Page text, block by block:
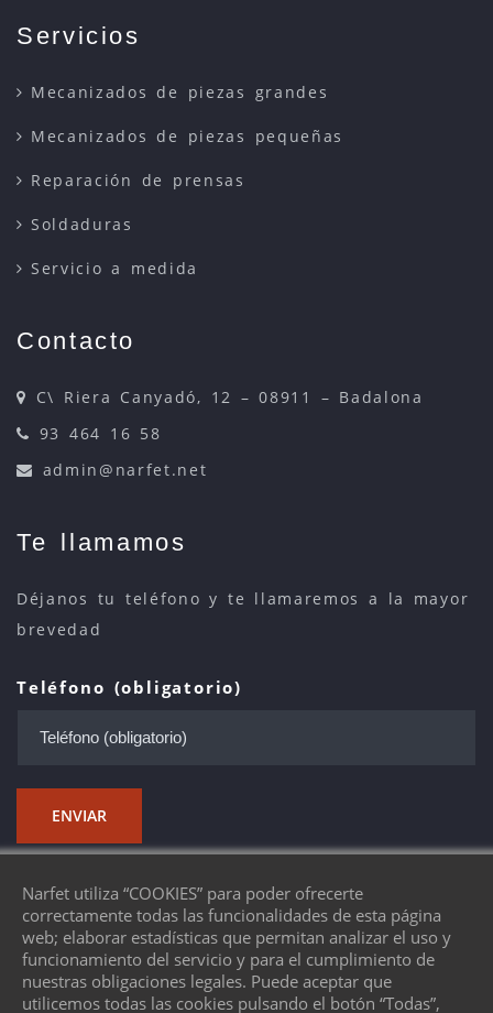
Servicios
Mecanizados de piezas grandes
Mecanizados de piezas pequeñas
Reparación de prensas
Soldaduras
Servicio a medida
Contacto
C\ Riera Canyadó, 12 – 08911 – Badalona
93 464 16 58
admin@narfet.net
Te llamamos
Déjanos tu teléfono y te llamaremos a la mayor
brevedad
Teléfono (obligatorio)
ENVIAR
© 2026 Narfet - ¿Quieres un sitio como este?
Narfet utiliza “COOKIES” para poder ofrecerte
correctamente todas las funcionalidades de esta página
web; elaborar estadísticas que permitan analizar el uso y
funcionamiento del servicio y para el cumplimiento de
nuestras obligaciones legales. Puede aceptar que
utilicemos todas las cookies pulsando el botón “Todas”,